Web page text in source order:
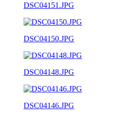
DSC04151.JPG
DSC04150.JPG
DSC04148.JPG
DSC04146.JPG